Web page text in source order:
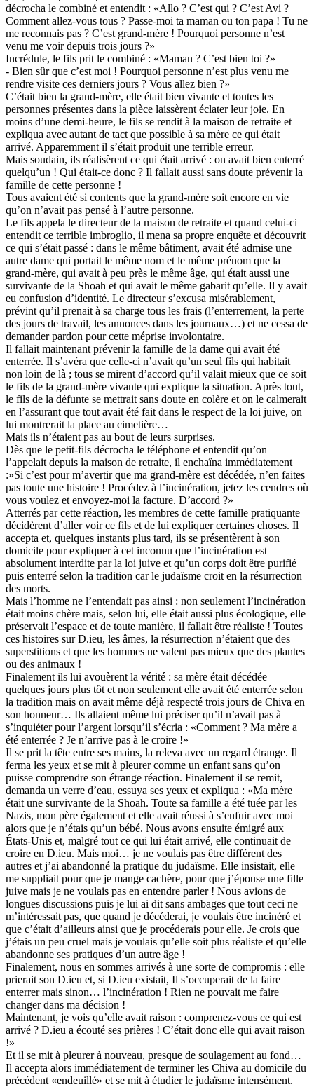
décrocha le combiné et entendit : «Allo ? C’est qui ? C’est Avi ?
Comment allez-vous tous ? Passe-moi ta maman ou ton papa ! Tu ne
me reconnais pas ? C’est grand-mère ! Pourquoi personne n’est
venu me voir depuis trois jours ?»
Incrédule, le fils prit le combiné : «Maman ? C’est bien toi ?»
- Bien sûr que c’est moi ! Pourquoi personne n’est plus venu me
rendre visite ces derniers jours ? Vous allez bien ?»
C’était bien la grand-mère, elle était bien vivante et toutes les
personnes présentes dans la pièce laissèrent éclater leur joie. En
moins d’une demi-heure, le fils se rendit à la maison de retraite et
expliqua avec autant de tact que possible à sa mère ce qui était
arrivé. Apparemment il s’était produit une terrible erreur.
Mais soudain, ils réalisèrent ce qui était arrivé : on avait bien enterré
quelqu’un ! Qui était-ce donc ? Il fallait aussi sans doute prévenir la
famille de cette personne !
Tous avaient été si contents que la grand-mère soit encore en vie
qu’on n’avait pas pensé à l’autre personne.
Le fils appela le directeur de la maison de retraite et quand celui-ci
entendit ce terrible imbroglio, il mena sa propre enquête et découvrit
ce qui s’était passé : dans le même bâtiment, avait été admise une
autre dame qui portait le même nom et le même prénom que la
grand-mère, qui avait à peu près le même âge, qui était aussi une
survivante de la Shoah et qui avait le même gabarit qu’elle. Il y avait
eu confusion d’identité. Le directeur s’excusa misérablement,
prévint qu’il prenait à sa charge tous les frais (l’enterrement, la perte
des jours de travail, les annonces dans les journaux…) et ne cessa de
demander pardon pour cette méprise involontaire.
Il fallait maintenant prévenir la famille de la dame qui avait été
enterrée. Il s’avéra que celle-ci n’avait qu’un seul fils qui habitait
non loin de là ; tous se mirent d’accord qu’il valait mieux que ce soit
le fils de la grand-mère vivante qui explique la situation. Après tout,
le fils de la défunte se mettrait sans doute en colère et on le calmerait
en l’assurant que tout avait été fait dans le respect de la loi juive, on
lui montrerait la place au cimetière…
Mais ils n’étaient pas au bout de leurs surprises.
Dès que le petit-fils décrocha le téléphone et entendit qu’on
l’appelait depuis la maison de retraite, il enchaîna immédiatement
:»Si c’est pour m’avertir que ma grand-mère est décédée, n’en faites
pas toute une histoire ! Procédez à l’incinération, jetez les cendres où
vous voulez et envoyez-moi la facture. D’accord ?»
Atterrés par cette réaction, les membres de cette famille pratiquante
décidèrent d’aller voir ce fils et de lui expliquer certaines choses. Il
accepta et, quelques instants plus tard, ils se présentèrent à son
domicile pour expliquer à cet inconnu que l’incinération est
absolument interdite par la loi juive et qu’un corps doit être purifié
puis enterré selon la tradition car le judaïsme croit en la résurrection
des morts.
Mais l’homme ne l’entendait pas ainsi : non seulement l’incinération
était moins chère mais, selon lui, elle était aussi plus écologique, elle
préservait l’espace et de toute manière, il fallait être réaliste ! Toutes
ces histoires sur D.ieu, les âmes, la résurrection n’étaient que des
superstitions et que les hommes ne valent pas mieux que des plantes
ou des animaux !
Finalement ils lui avouèrent la vérité : sa mère était décédée
quelques jours plus tôt et non seulement elle avait été enterrée selon
la tradition mais on avait même déjà respecté trois jours de Chiva en
son honneur… Ils allaient même lui préciser qu’il n’avait pas à
s’inquiéter pour l’argent lorsqu’il s’écria : «Comment ? Ma mère a
été enterrée ? Je n’arrive pas à le croire !»
Il se prit la tête entre ses mains, la releva avec un regard étrange. Il
ferma les yeux et se mit à pleurer comme un enfant sans qu’on
puisse comprendre son étrange réaction. Finalement il se remit,
demanda un verre d’eau, essuya ses yeux et expliqua : «Ma mère
était une survivante de la Shoah. Toute sa famille a été tuée par les
Nazis, mon père également et elle avait réussi à s’enfuir avec moi
alors que je n’étais qu’un bébé. Nous avons ensuite émigré aux
États-Unis et, malgré tout ce qui lui était arrivé, elle continuait de
croire en D.ieu. Mais moi… je ne voulais pas être différent des
autres et j’ai abandonné la pratique du judaïsme. Elle insistait, elle
me suppliait pour que je mange cachère, pour que j’épouse une fille
juive mais je ne voulais pas en entendre parler ! Nous avions de
longues discussions puis je lui ai dit sans ambages que tout ceci ne
m’intéressait pas, que quand je décéderai, je voulais être incinéré et
que c’était d’ailleurs ainsi que je procéderais pour elle. Je crois que
j’étais un peu cruel mais je voulais qu’elle soit plus réaliste et qu’elle
abandonne ses pratiques d’un autre âge !
Finalement, nous en sommes arrivés à une sorte de compromis : elle
prierait son D.ieu et, si D.ieu existait, Il s’occuperait de la faire
enterrer mais sinon… l’incinération ! Rien ne pouvait me faire
changer dans ma décision !
Maintenant, je vois qu’elle avait raison : comprenez-vous ce qui est
arrivé ? D.ieu a écouté ses prières ! C’était donc elle qui avait raison
!»
Et il se mit à pleurer à nouveau, presque de soulagement au fond…
Il accepta alors immédiatement de terminer les Chiva au domicile du
précédent «endeuillé» et se mit à étudier le judaïsme intensément.